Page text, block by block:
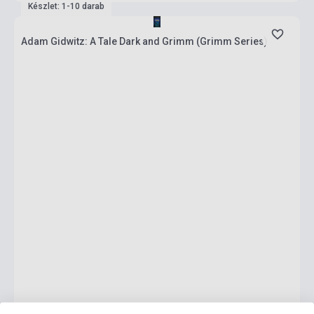
Készlet: 1-10 darab
Adam Gidwitz: A Tale Dark and Grimm (Grimm Series)